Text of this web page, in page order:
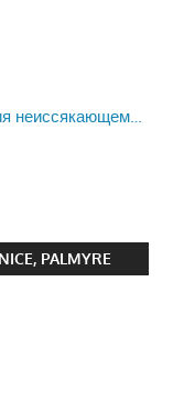
неиссякающем…
PALMYRE